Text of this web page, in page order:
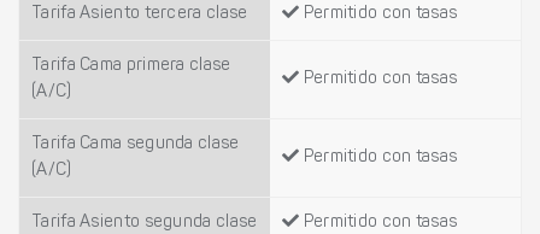
Tarifa Asiento tercera clase Permitido con tasas
Tarifa Cama primera clase
(A/C)
Permitido con tasas
Tarifa Cama segunda clase
(A/C)
Permitido con tasas
Tarifa Asiento segunda clase Permitido con tasas